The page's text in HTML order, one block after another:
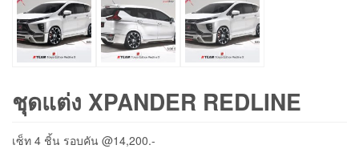
ชุดแต่ง XPANDER REDLINE
เซ็ท 4 ชิ้น รอบคัน @14,200.-